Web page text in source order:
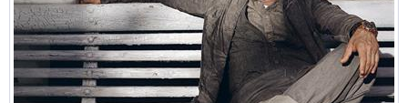
Шансон, романс, авторская песня
Металл
Иммерсивный спектакль